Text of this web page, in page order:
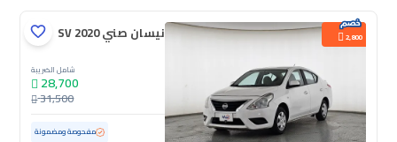
2,800 نيسان صني SV 2020
شامل الضريبة
28,700
31,500
مستعملة 153,833 كم مفحوصة ومضمونة